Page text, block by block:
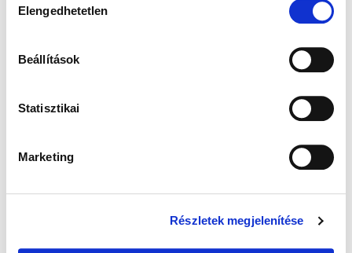
kiválasztása
Elengedhetetlen
Beállítások
Statisztikai
Marketing
Részletek megjelenítése